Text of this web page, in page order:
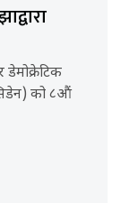
डेमोक्रेटिक
को ८औं